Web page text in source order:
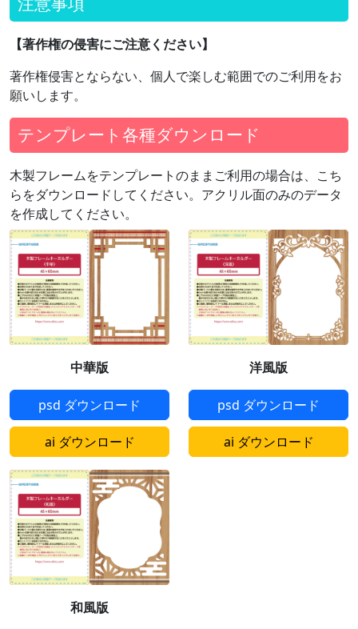
【著作権の侵害にご注意ください】
著作権侵害とならない、個人で楽しむ範囲でのご利用をお
願いします。
テンプレート各種ダウンロード
木製フレームをテンプレートのままご利用の場合は、こち
らをダウンロードしてください。アクリル面のみのデータ
を作成してください。
中華版
psd ダウンロード
ai ダウンロード
洋風版
psd ダウンロード
ai ダウンロード
和風版